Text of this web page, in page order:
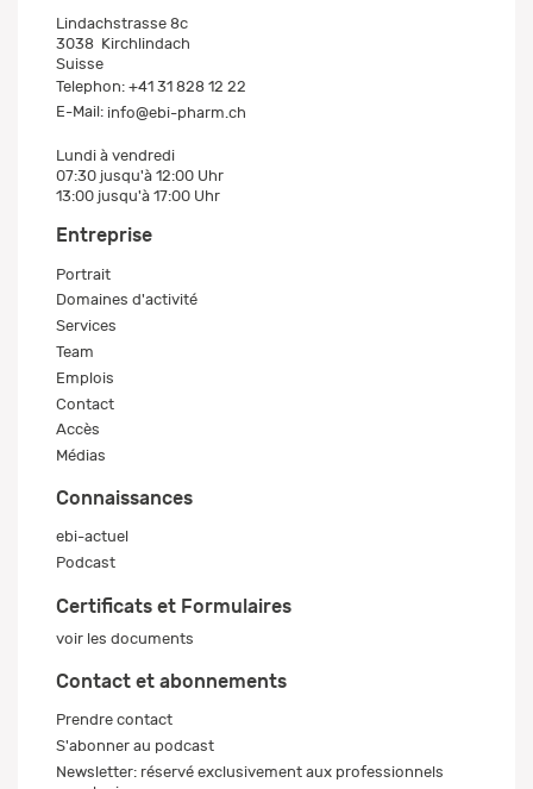
Lindachstrasse 8c
3038 Kirchlindach
Suisse
Telephon: +41 31 828 12 22
E-Mail: info@ebi-pharm.ch
Lundi à vendredi
07:30 jusqu'à 12:00 Uhr
13:00 jusqu'à 17:00 Uhr
Entreprise
Portrait
Domaines d'activité
Services
Team
Emplois
Contact
Accès
Médias
Connaissances
ebi-actuel
Podcast
Certificats et Formulaires
voir les documents
Contact et abonnements
Prendre contact
S'abonner au podcast
Newsletter: réservé exclusivement aux professionnels